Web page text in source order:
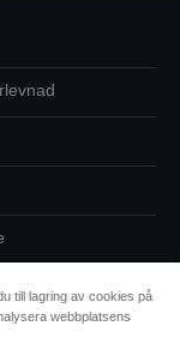
till lagring av cookies på
webbplatsens